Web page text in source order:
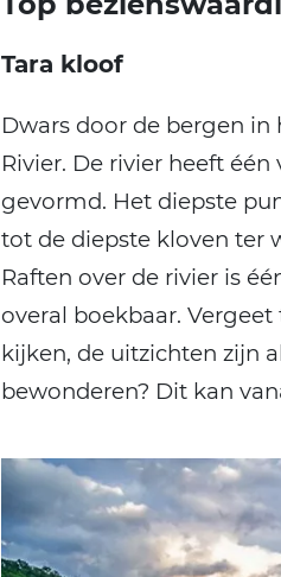
Tara kloof
Dwars door de bergen
Rivier. De rivier heeft
gevormd. Het diepste
tot de diepste kloven ter
Raften over de rivier is
overal boekbaar.
kijken, de uitzichten zijn
bewonderen? Dit kan